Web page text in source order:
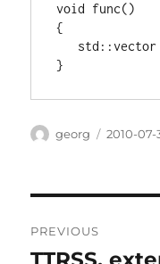
void func()
{
   std::vector
Author
georg
Posted
2010-07-
navigation
PREVIOUS
Previous